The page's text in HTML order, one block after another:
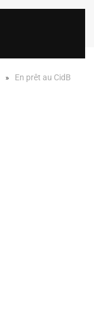
En prêt au CidB